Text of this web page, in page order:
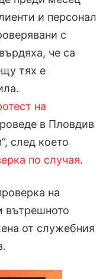
и персонал
с
че са
тях е
на
в Пловдив
след което
по случая.
на
вътрешното
от служебния